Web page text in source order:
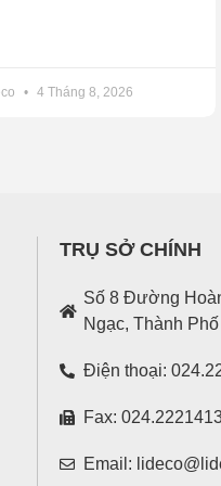
4 Tháng 8, 2026
TRỤ SỞ CHÍNH
Số 8 Đường
Ngạc, Thành
Điện thoại:
Fax:
Email: